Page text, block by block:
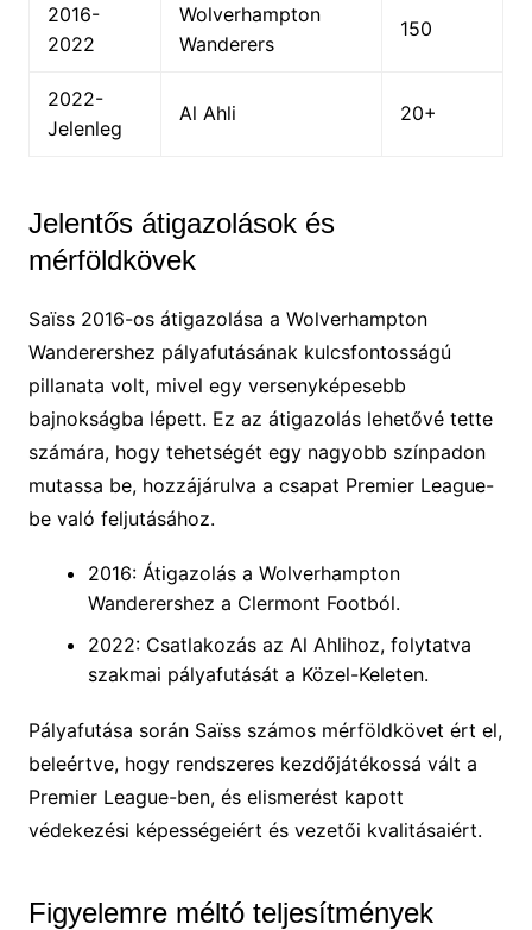
2016-
2022
Wolverhampton
Wanderers
150
2022-
Jelenleg
Al Ahli 20+
Jelentős átigazolások és
mérföldkövek
Saïss 2016-os átigazolása a Wolverhampton
Wanderershez pályafutásának kulcsfontosságú
pillanata volt, mivel egy versenyképesebb
bajnokságba lépett. Ez az átigazolás lehetővé tette
számára, hogy tehetségét egy nagyobb színpadon
mutassa be, hozzájárulva a csapat Premier League-
be való feljutásához.
2016: Átigazolás a Wolverhampton
Wanderershez a Clermont Footból.
2022: Csatlakozás az Al Ahlihoz, folytatva
szakmai pályafutását a Közel-Keleten.
Pályafutása során Saïss számos mérföldkövet ért el,
beleértve, hogy rendszeres kezdőjátékossá vált a
Premier League-ben, és elismerést kapott
védekezési képességeiért és vezetői kvalitásaiért.
Figyelemre méltó teljesítmények